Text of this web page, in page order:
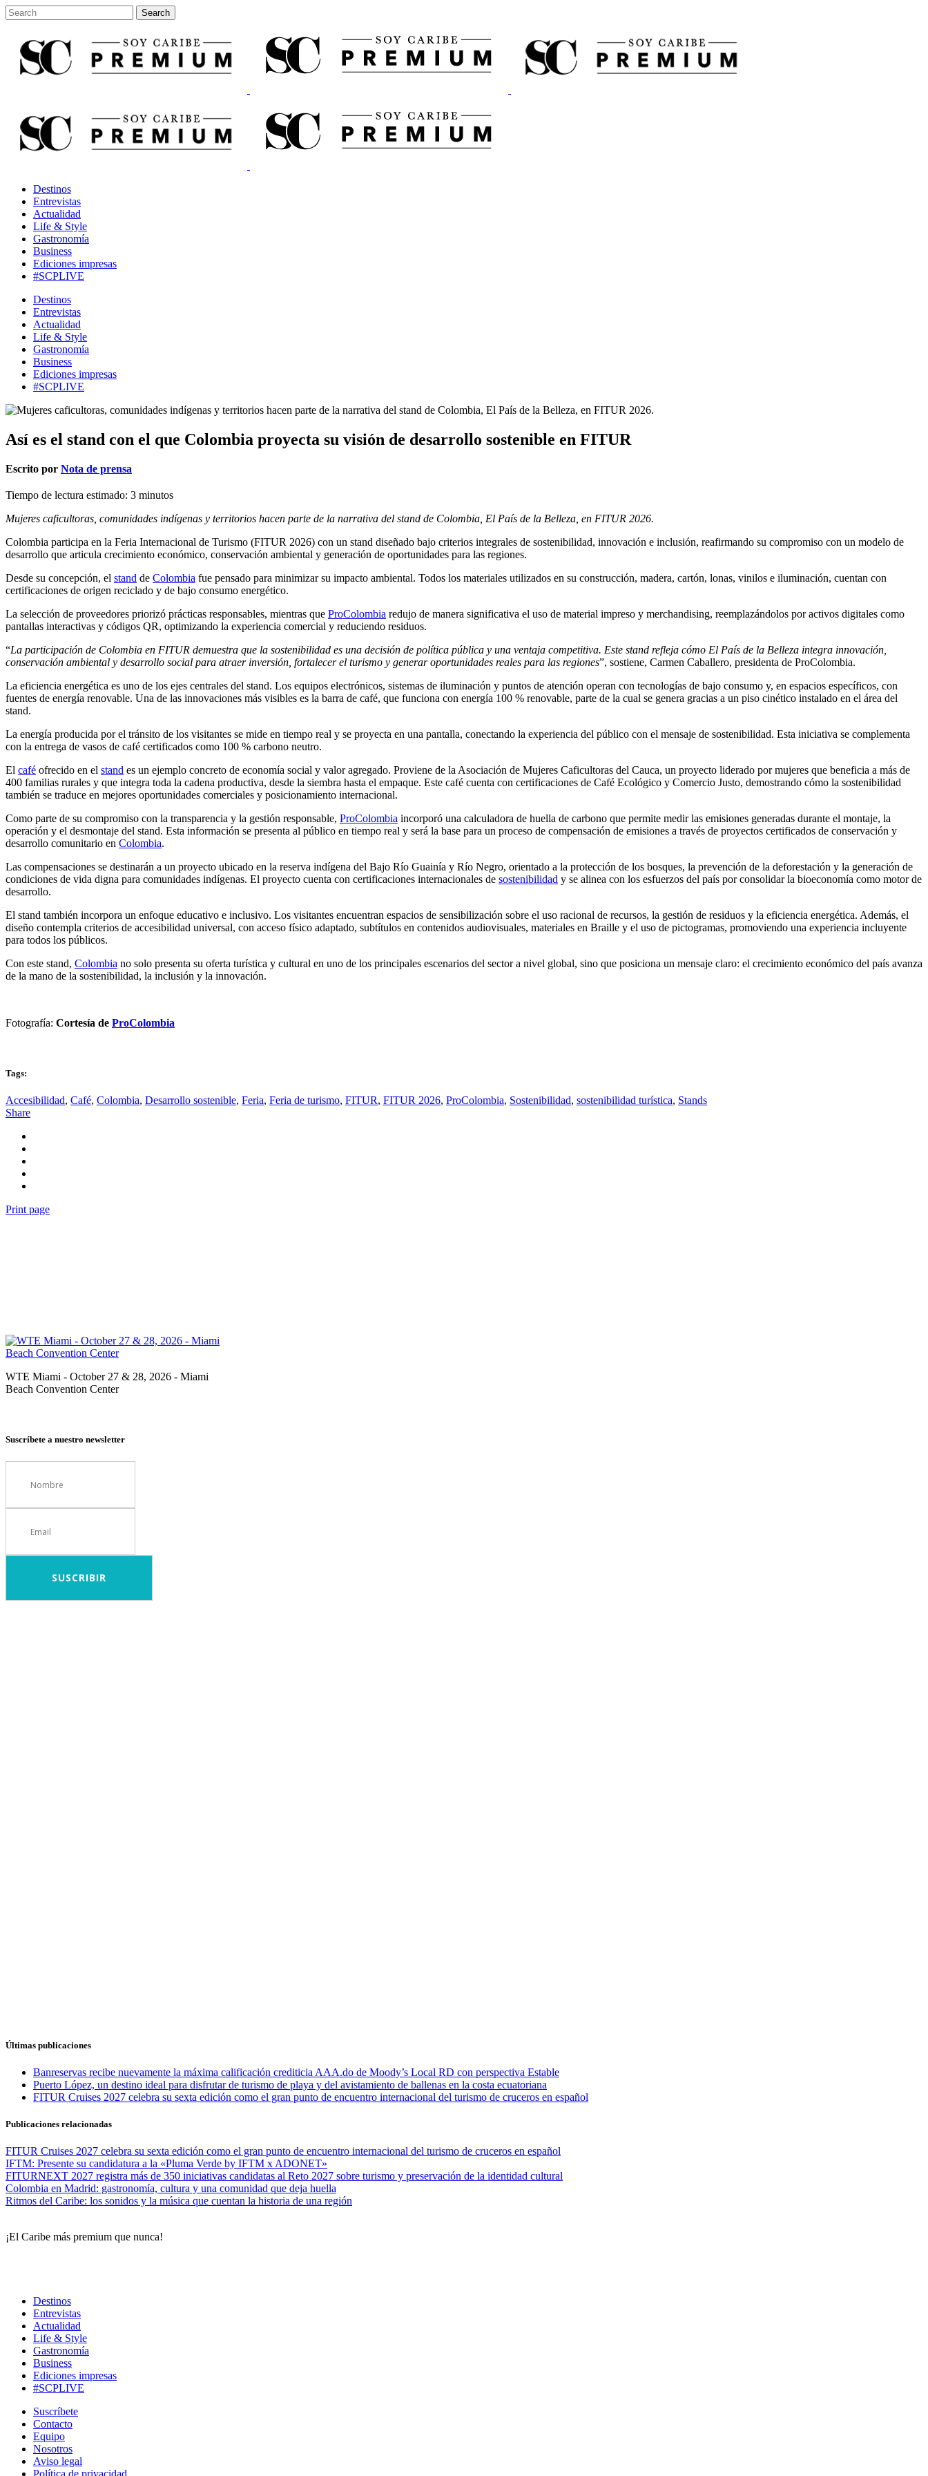
Destinos
Entrevistas
Actualidad
Life & Style
Gastronomía
Business
Ediciones impresas
#SCPLIVE
Destinos
Entrevistas
Actualidad
Life & Style
Gastronomía
Business
Ediciones impresas
#SCPLIVE
Así es el stand con el que Colombia proyecta su visión de desarrollo sostenible en FITUR
Escrito por Nota de prensa
Tiempo de lectura estimado: 3 minutos
Mujeres caficultoras, comunidades indígenas y territorios hacen parte de la narrativa del stand de Colombia, El País de la Belleza, en FITUR 2026.
Colombia participa en la Feria Internacional de Turismo (FITUR 2026) con un stand diseñado bajo criterios integrales de sostenibilidad, innovación e inclusión, reafirmando su compromiso con un modelo de
desarrollo que articula crecimiento económico, conservación ambiental y generación de oportunidades para las regiones.
Desde su concepción, el stand de Colombia fue pensado para minimizar su impacto ambiental. Todos los materiales utilizados en su construcción, madera, cartón, lonas, vinilos e iluminación, cuentan con
certificaciones de origen reciclado y de bajo consumo energético.
La selección de proveedores priorizó prácticas responsables, mientras que ProColombia redujo de manera significativa el uso de material impreso y merchandising, reemplazándolos por activos digitales como
pantallas interactivas y códigos QR, optimizando la experiencia comercial y reduciendo residuos.
“La participación de Colombia en FITUR demuestra que la sostenibilidad es una decisión de política pública y una ventaja competitiva. Este stand refleja cómo El País de la Belleza integra innovación,
conservación ambiental y desarrollo social para atraer inversión, fortalecer el turismo y generar oportunidades reales para las regiones”, sostiene, Carmen Caballero, presidenta de ProColombia.
La eficiencia energética es uno de los ejes centrales del stand. Los equipos electrónicos, sistemas de iluminación y puntos de atención operan con tecnologías de bajo consumo y, en espacios específicos, con
fuentes de energía renovable. Una de las innovaciones más visibles es la barra de café, que funciona con energía 100 % renovable, parte de la cual se genera gracias a un piso cinético instalado en el área del
stand.
La energía producida por el tránsito de los visitantes se mide en tiempo real y se proyecta en una pantalla, conectando la experiencia del público con el mensaje de sostenibilidad. Esta iniciativa se complementa
con la entrega de vasos de café certificados como 100 % carbono neutro.
El café ofrecido en el stand es un ejemplo concreto de economía social y valor agregado. Proviene de la Asociación de Mujeres Caficultoras del Cauca, un proyecto liderado por mujeres que beneficia a más de
400 familias rurales y que integra toda la cadena productiva, desde la siembra hasta el empaque. Este café cuenta con certificaciones de Café Ecológico y Comercio Justo, demostrando cómo la sostenibilidad
también se traduce en mejores oportunidades comerciales y posicionamiento internacional.
Como parte de su compromiso con la transparencia y la gestión responsable, ProColombia incorporó una calculadora de huella de carbono que permite medir las emisiones generadas durante el montaje, la
operación y el desmontaje del stand. Esta información se presenta al público en tiempo real y será la base para un proceso de compensación de emisiones a través de proyectos certificados de conservación y
desarrollo comunitario en Colombia.
Las compensaciones se destinarán a un proyecto ubicado en la reserva indígena del Bajo Río Guainía y Río Negro, orientado a la protección de los bosques, la prevención de la deforestación y la generación de
condiciones de vida digna para comunidades indígenas. El proyecto cuenta con certificaciones internacionales de sostenibilidad y se alinea con los esfuerzos del país por consolidar la bioeconomía como motor de
desarrollo.
El stand también incorpora un enfoque educativo e inclusivo. Los visitantes encuentran espacios de sensibilización sobre el uso racional de recursos, la gestión de residuos y la eficiencia energética. Además, el
diseño contempla criterios de accesibilidad universal, con acceso físico adaptado, subtítulos en contenidos audiovisuales, materiales en Braille y el uso de pictogramas, promoviendo una experiencia incluyente
para todos los públicos.
Con este stand, Colombia no solo presenta su oferta turística y cultural en uno de los principales escenarios del sector a nivel global, sino que posiciona un mensaje claro: el crecimiento económico del país avanza
de la mano de la sostenibilidad, la inclusión y la innovación.
Fotografía: Cortesía de ProColombia
Tags:
Accesibilidad, Café, Colombia, Desarrollo sostenible, Feria, Feria de turismo, FITUR, FITUR 2026, ProColombia, Sostenibilidad, sostenibilidad turística, Stands
Share
Print page
WTE Miami - October 27 & 28, 2026 - Miami
Beach Convention Center
Suscríbete a nuestro newsletter
Últimas publicaciones
Banreservas recibe nuevamente la máxima calificación crediticia AAA.do de Moody’s Local RD con perspectiva Estable
Puerto López, un destino ideal para disfrutar de turismo de playa y del avistamiento de ballenas en la costa ecuatoriana
FITUR Cruises 2027 celebra su sexta edición como el gran punto de encuentro internacional del turismo de cruceros en español
Publicaciones relacionadas
FITUR Cruises 2027 celebra su sexta edición como el gran punto de encuentro internacional del turismo de cruceros en español
IFTM: Presente su candidatura a la «Pluma Verde by IFTM x ADONET»
FITURNEXT 2027 registra más de 350 iniciativas candidatas al Reto 2027 sobre turismo y preservación de la identidad cultural
Colombia en Madrid: gastronomía, cultura y una comunidad que deja huella
Ritmos del Caribe: los sonidos y la música que cuentan la historia de una región
¡El Caribe más premium que nunca!
Destinos
Entrevistas
Actualidad
Life & Style
Gastronomía
Business
Ediciones impresas
#SCPLIVE
Suscríbete
Contacto
Equipo
Nosotros
Aviso legal